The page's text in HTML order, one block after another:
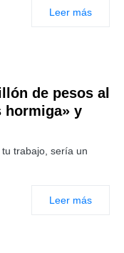
Leer más
de pesos al
hormiga» y
trabajo, sería un
Leer más